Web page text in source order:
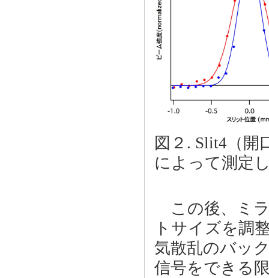
図２. Slit4（開
によって測定
この後、ミ
トサイズを調
気散乱のバッ
信号をできる